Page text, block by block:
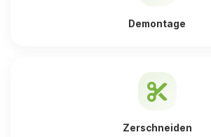
Demontage
Zerschneiden